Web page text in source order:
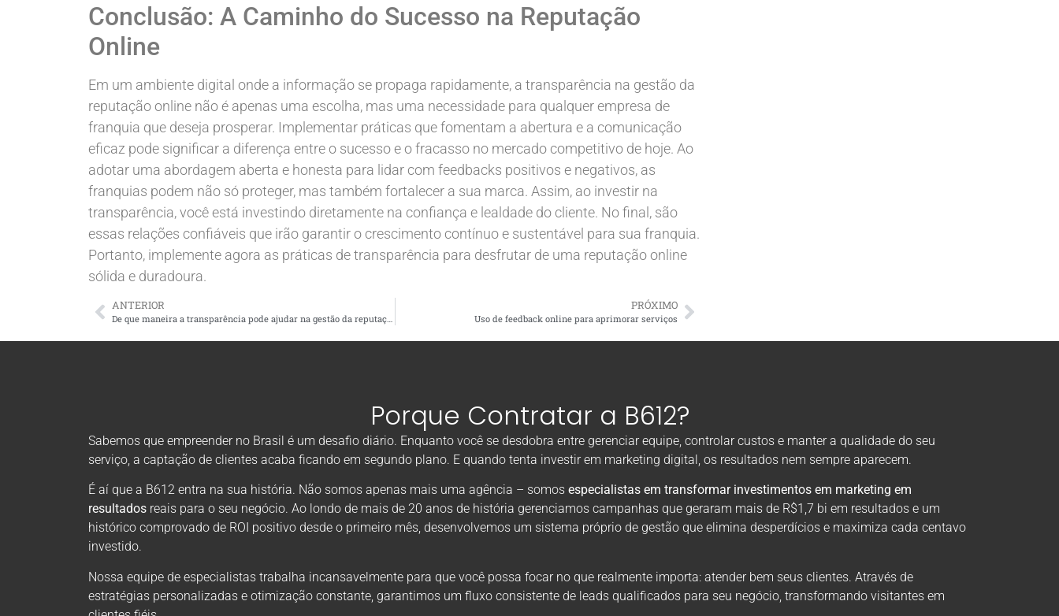
Conclusão: A Caminho do Sucesso na Reputação
Online
Em um ambiente digital onde a informação se propaga rapidamente, a transparência na gestão da
reputação online não é apenas uma escolha, mas uma necessidade para qualquer empresa de
franquia que deseja prosperar. Implementar práticas que fomentam a abertura e a comunicação
eficaz pode significar a diferença entre o sucesso e o fracasso no mercado competitivo de hoje. Ao
adotar uma abordagem aberta e honesta para lidar com feedbacks positivos e negativos, as
franquias podem não só proteger, mas também fortalecer a sua marca. Assim, ao investir na
transparência, você está investindo diretamente na confiança e lealdade do cliente. No final, são
essas relações confiáveis que irão garantir o crescimento contínuo e sustentável para sua franquia.
Portanto, implemente agora as práticas de transparência para desfrutar de uma reputação online
sólida e duradoura.
ANTERIOR
De que maneira a transparência pode ajudar na gestão da reputação online?
PRÓXIMO
Uso de feedback online para aprimorar serviços
Porque Contratar a B612?
Sabemos que empreender no Brasil é um desafio diário. Enquanto você se desdobra entre gerenciar equipe, controlar custos e manter a qualidade do seu
serviço, a captação de clientes acaba ficando em segundo plano. E quando tenta investir em marketing digital, os resultados nem sempre aparecem.
É aí que a B612 entra na sua história. Não somos apenas mais uma agência – somos especialistas em transformar investimentos em marketing em
resultados reais para o seu negócio. Ao londo de mais de 20 anos de história gerenciamos campanhas que geraram mais de R$1,7 bi em resultados e um
histórico comprovado de ROI positivo desde o primeiro mês, desenvolvemos um sistema próprio de gestão que elimina desperdícios e maximiza cada centavo
investido.
Nossa equipe de especialistas trabalha incansavelmente para que você possa focar no que realmente importa: atender bem seus clientes. Através de
estratégias personalizadas e otimização constante, garantimos um fluxo consistente de leads qualificados para seu negócio, transformando visitantes em